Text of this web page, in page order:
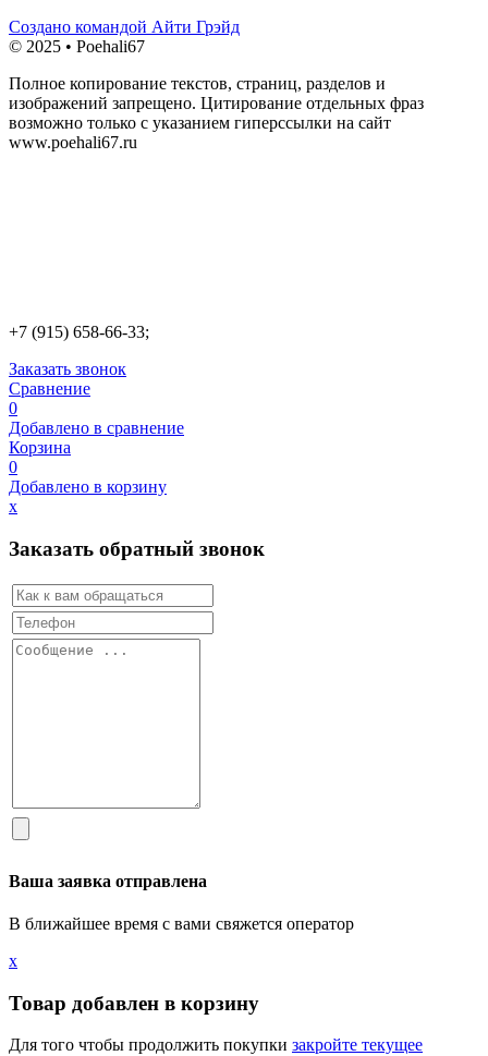
Создано командой Айти Грэйд
© 2025 • Poehali67
Полное копирование текстов, страниц, разделов и
изображений запрещено. Цитирование отдельных фраз
возможно только с указанием гиперссылки на сайт
www.poehali67.ru
+7 (915) 658-66-33;
Заказать звонок
Сравнение
0
Добавлено в сравнение
Корзина
0
Добавлено в корзину
х
Заказать обратный звонок
Ваша заявка отправлена
В ближайшее время с вами свяжется оператор
х
Товар добавлен в корзину
Для того чтобы продолжить покупки закройте текущее